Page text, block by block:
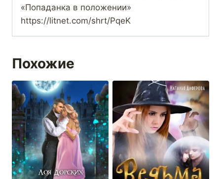
«Попаданка в положении»
https://litnet.com/shrt/PqeK
Похожие